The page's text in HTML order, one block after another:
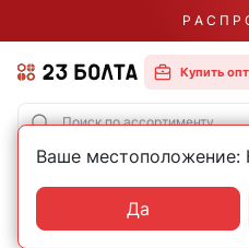
Р А С П Р
Купить
Главная Контакты Саратов
Пункты выдачи
городе Саратов
Ваше местоположение:
Да